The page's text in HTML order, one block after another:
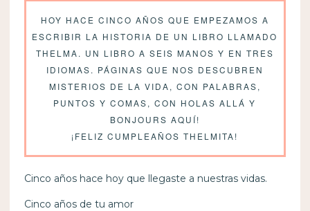
HOY HACE CINCO AÑOS QUE EMPEZAMOS A
ESCRIBIR LA HISTORIA DE UN LIBRO LLAMADO
THELMA. UN LIBRO A SEIS MANOS Y EN TRES
IDIOMAS. PÁGINAS QUE NOS DESCUBREN
MISTERIOS DE LA VIDA, CON PALABRAS,
PUNTOS Y COMAS, CON HOLAS ALLÁ Y
BONJOURS AQUÍ!
¡FELIZ CUMPLEAÑOS THELMITA!
Cinco años hace hoy que llegaste a nuestras vidas.
Cinco años de tu amor